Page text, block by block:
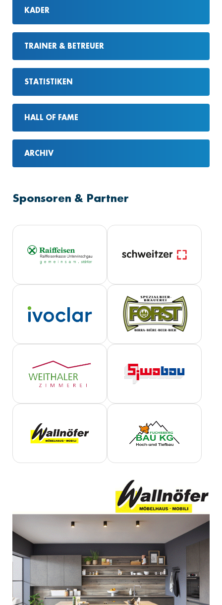
KADER
TRAINER & BETREUER
STATISTIKEN
HALL OF FAME
ARCHIV
Sponsoren & Partner